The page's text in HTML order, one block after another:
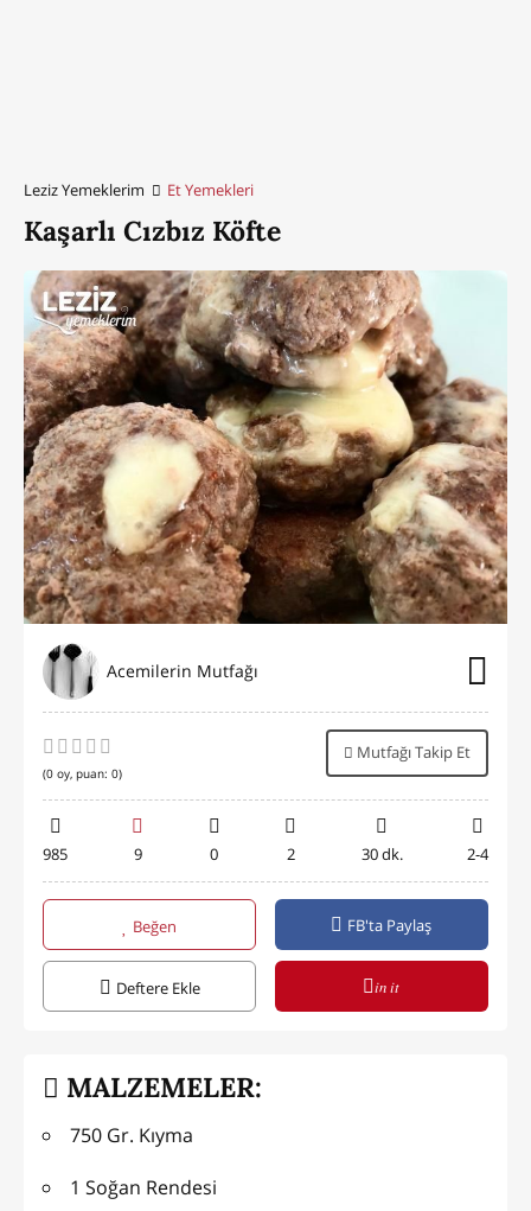
Leziz Yemeklerim Et Yemekleri
Kaşarlı Cızbız Köfte
Acemilerin Mutfağı
(0 oy, puan: 0)
Mutfağı Takip Et
985 9 0 2 30 dk. 2-4
Beğen FB'ta Paylaş
Deftere Ekle in it
MALZEMELER:
750 Gr. Kıyma
1 Soğan Rendesi